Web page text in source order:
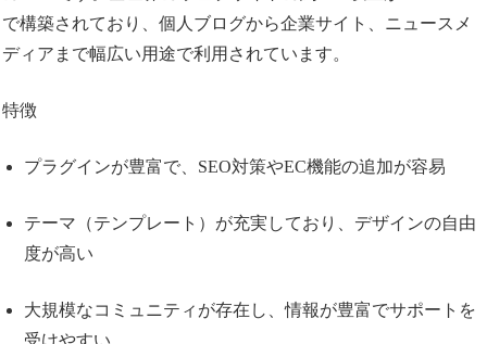
で構築されており、個人ブログから企業サイト、ニュースメ
ディアまで幅広い用途で利用されています。
特徴
プラグインが豊富で、SEO対策やEC機能の追加が容易
テーマ（テンプレート）が充実しており、デザインの自由
度が高い
大規模なコミュニティが存在し、情報が豊富でサポートを
受けやすい